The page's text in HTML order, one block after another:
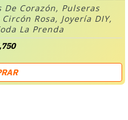
De Corazón, Pulseras
Rosa, Joyería DIY,
La Prenda